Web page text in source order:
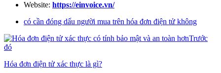
Website: https://einvoice.vn/
có cần đóng dấu người mua trên hóa đơn điện tử không
Trước
đó
Hóa đơn điện tử xác thực là gì?